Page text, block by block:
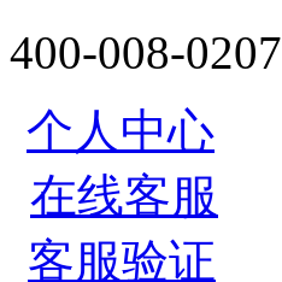
400-008-0207
个人中心
在线客服
客服验证